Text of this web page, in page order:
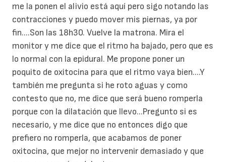
me la ponen el alivio está aquí pero sigo notando las
contracciones y puedo mover mis piernas, ya por
fin....Son las 18h30. Vuelve la matrona. Mira el
monitor y me dice que el ritmo ha bajado, pero que es
lo normal con la epidural. Me propone poner un
poquito de oxitocina para que el ritmo vaya bien....Y
también me pregunta si he roto aguas y como
contesto que no, me dice que será bueno romperla
porque con la dilatación que llevo...Pregunto si es
necesario, y me dice que no entonces digo que
prefiero no romperla, que acabamos de poner
oxitocina, que mejor no intervenir demasiado y que